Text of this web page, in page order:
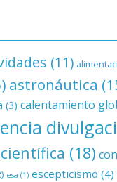
(11)
astronáutica
(3) calentamiento
(18)
esa (1) escepticismo (4)